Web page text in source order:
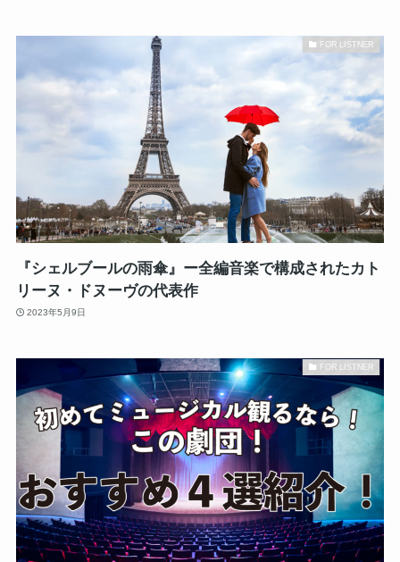
FOR LISTNER
『シェルブールの雨傘』ー全編音楽で構成されたカト
リーヌ・ドヌーヴの代表作
2023年5月9日
FOR LISTNER